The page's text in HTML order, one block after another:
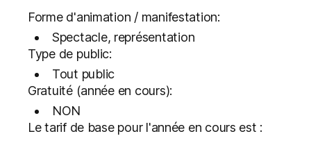
Forme d'animation / manifestation:
Spectacle, représentation
Type de public:
Tout public
Gratuité (année en cours):
NON
Le tarif de base pour l'année en cours est :